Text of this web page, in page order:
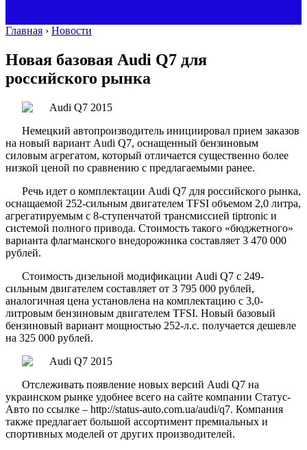
Главная › Новости
Новая базовая Audi Q7 для
российского рынка
Немецкий автопроизводитель инициировал прием заказов
на новый вариант Audi Q7, оснащенный бензиновым
силовым агрегатом, который отличается существенно более
низкой ценой по сравнению с предлагаемыми ранее.
Речь идет о комплектации Audi Q7 для российского рынка,
оснащаемой 252-сильным двигателем TFSI объемом 2,0 литра,
агрегатируемым с 8-ступенчатой трансмиссией tiptronic и
системой полного привода. Стоимость такого «бюджетного»
варианта флагманского внедорожника составляет 3 470 000
рублей.
Стоимость дизельной модификации Audi Q7 с 249-
сильным двигателем составляет от 3 795 000 рублей,
аналогичная цена установлена на комплектацию с 3,0-
литровым бензиновым двигателем TFSI. Новый базовый
бензиновый вариант мощностью 252-л.с. получается дешевле
на 325 000 рублей.
Отслеживать появление новых версий Audi Q7 на
украинском рынке удобнее всего на сайте компании Статус-
Авто по ссылке – http://status-auto.com.ua/audi/q7. Компания
также предлагает большой ассортимент премиальных и
спортивных моделей от других производителей.